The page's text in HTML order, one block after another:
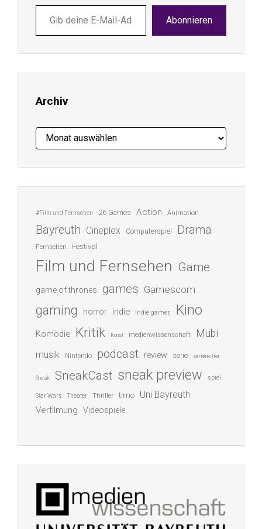
deine
E-
ein ...
Abonnieren
Archiv
Archiv
#Film und Fernsehen 26 Games Action Animation
Bayreuth Cineplex Computerspiel Drama
Fernsehen Festival
Film und Fernsehen Game
game of thrones games Gamescom
gaming horror indie Indie games Kino
Komödie Kritik Kunst medienwissenschaft Mubi
musik Nintendo podcast review serie serienkiller
Sneak SneakCast sneak preview spiel
Star Wars Theater Thriller timo Uni Bayreuth
Verfilmung Videospiele